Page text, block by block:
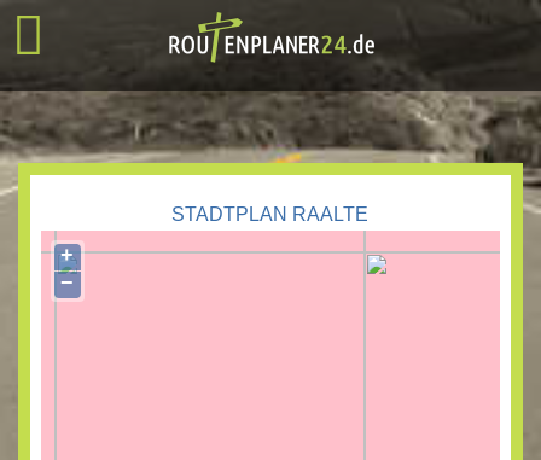
STADTPLAN RAALTE
+
−